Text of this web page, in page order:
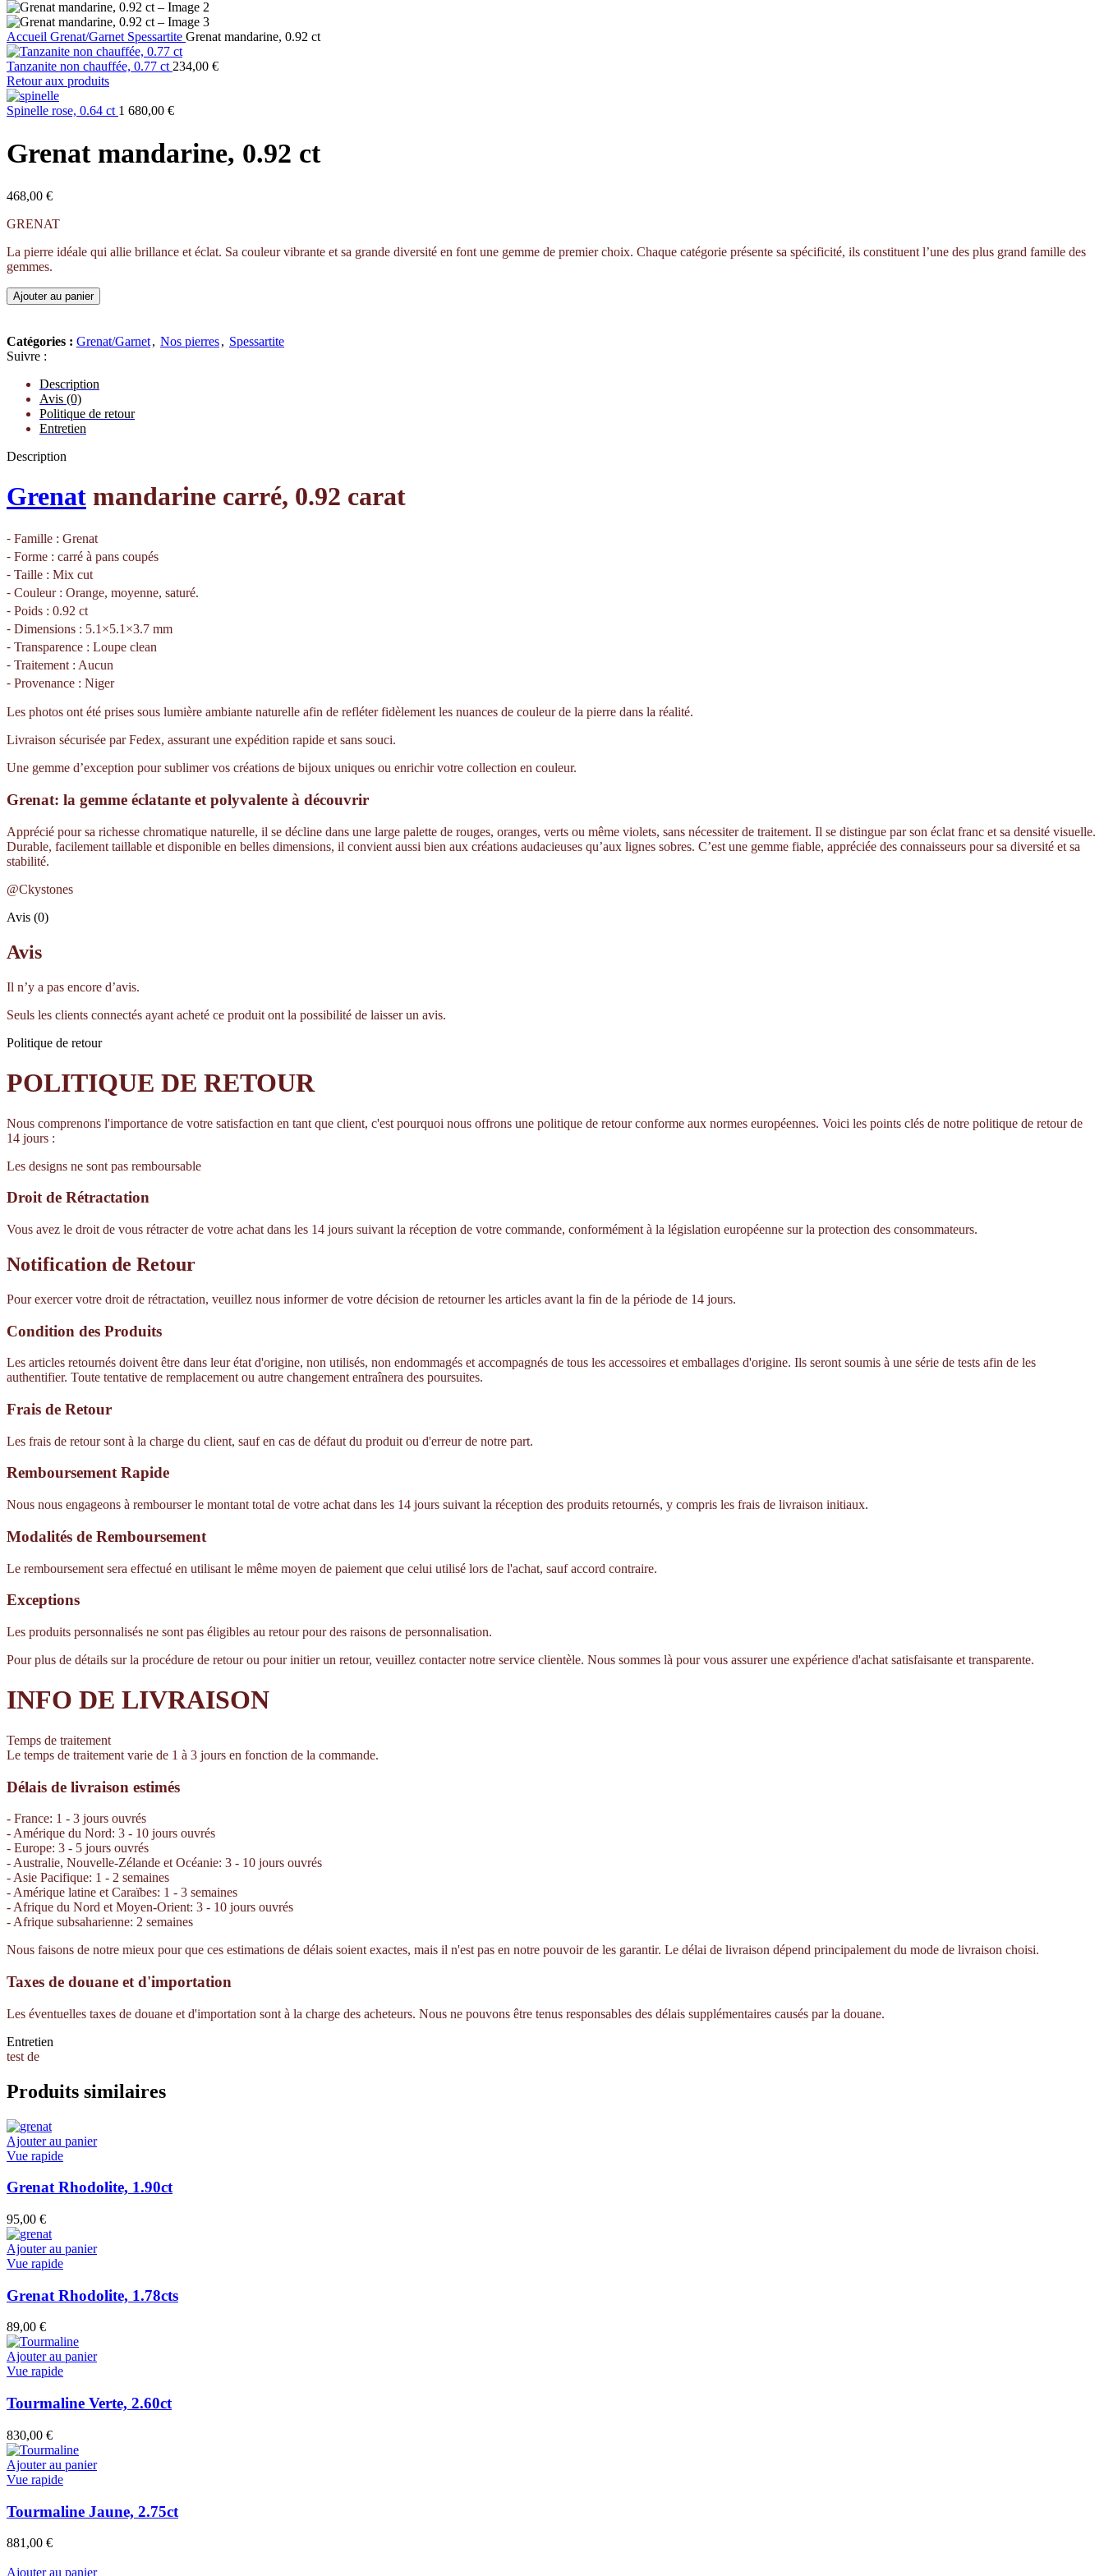
Accueil Grenat/Garnet Spessartite Grenat mandarine, 0.92 ct
Tanzanite non chauffée, 0.77 ct 234,00 €
Retour aux produits
Spinelle rose, 0.64 ct 1 680,00 €
Grenat mandarine, 0.92 ct
468,00 €
GRENAT
La pierre idéale qui allie brillance et éclat. Sa couleur vibrante et sa grande diversité en font une gemme de premier choix. Chaque catégorie présente sa spécificité, ils constituent l’une des plus grand famille des
gemmes.
Ajouter au panier
Catégories : Grenat/Garnet, Nos pierres, Spessartite
Suivre :
Description
Avis (0)
Politique de retour
Entretien
Description
Grenat mandarine carré, 0.92 carat
⁃ Famille : Grenat
⁃ Forme : carré à pans coupés
⁃ Taille : Mix cut
⁃ Couleur : Orange, moyenne, saturé.
⁃ Poids : 0.92 ct
⁃ Dimensions : 5.1×5.1×3.7 mm
⁃ Transparence : Loupe clean
⁃ Traitement : Aucun
⁃ Provenance : Niger
Les photos ont été prises sous lumière ambiante naturelle afin de refléter fidèlement les nuances de couleur de la pierre dans la réalité.
Livraison sécurisée par Fedex, assurant une expédition rapide et sans souci.
Une gemme d’exception pour sublimer vos créations de bijoux uniques ou enrichir votre collection en couleur.
Grenat: la gemme éclatante et polyvalente à découvrir
Apprécié pour sa richesse chromatique naturelle, il se décline dans une large palette de rouges, oranges, verts ou même violets, sans nécessiter de traitement. Il se distingue par son éclat franc et sa densité visuelle.
Durable, facilement taillable et disponible en belles dimensions, il convient aussi bien aux créations audacieuses qu’aux lignes sobres. C’est une gemme fiable, appréciée des connaisseurs pour sa diversité et sa
stabilité.
@Ckystones
Avis (0)
Avis
Il n’y a pas encore d’avis.
Seuls les clients connectés ayant acheté ce produit ont la possibilité de laisser un avis.
Politique de retour
POLITIQUE DE RETOUR
Nous comprenons l'importance de votre satisfaction en tant que client, c'est pourquoi nous offrons une politique de retour conforme aux normes européennes. Voici les points clés de notre politique de retour de
14 jours :
Les designs ne sont pas remboursable
Droit de Rétractation
Vous avez le droit de vous rétracter de votre achat dans les 14 jours suivant la réception de votre commande, conformément à la législation européenne sur la protection des consommateurs.
Notification de Retour
Pour exercer votre droit de rétractation, veuillez nous informer de votre décision de retourner les articles avant la fin de la période de 14 jours.
Condition des Produits
Les articles retournés doivent être dans leur état d'origine, non utilisés, non endommagés et accompagnés de tous les accessoires et emballages d'origine. Ils seront soumis à une série de tests afin de les
authentifier. Toute tentative de remplacement ou autre changement entraînera des poursuites.
Frais de Retour
Les frais de retour sont à la charge du client, sauf en cas de défaut du produit ou d'erreur de notre part.
Remboursement Rapide
Nous nous engageons à rembourser le montant total de votre achat dans les 14 jours suivant la réception des produits retournés, y compris les frais de livraison initiaux.
Modalités de Remboursement
Le remboursement sera effectué en utilisant le même moyen de paiement que celui utilisé lors de l'achat, sauf accord contraire.
Exceptions
Les produits personnalisés ne sont pas éligibles au retour pour des raisons de personnalisation.
Pour plus de détails sur la procédure de retour ou pour initier un retour, veuillez contacter notre service clientèle. Nous sommes là pour vous assurer une expérience d'achat satisfaisante et transparente.
INFO DE LIVRAISON
Temps de traitement
Le temps de traitement varie de 1 à 3 jours en fonction de la commande.
Délais de livraison estimés
- France: 1 - 3 jours ouvrés
- Amérique du Nord: 3 - 10 jours ouvrés
- Europe: 3 - 5 jours ouvrés
- Australie, Nouvelle-Zélande et Océanie: 3 - 10 jours ouvrés
- Asie Pacifique: 1 - 2 semaines
- Amérique latine et Caraïbes: 1 - 3 semaines
- Afrique du Nord et Moyen-Orient: 3 - 10 jours ouvrés
- Afrique subsaharienne: 2 semaines
Nous faisons de notre mieux pour que ces estimations de délais soient exactes, mais il n'est pas en notre pouvoir de les garantir. Le délai de livraison dépend principalement du mode de livraison choisi.
Taxes de douane et d'importation
Les éventuelles taxes de douane et d'importation sont à la charge des acheteurs. Nous ne pouvons être tenus responsables des délais supplémentaires causés par la douane.
Entretien
test de
Produits similaires
Ajouter au panier
Vue rapide
Grenat Rhodolite, 1.90ct
95,00 €
Ajouter au panier
Vue rapide
Grenat Rhodolite, 1.78cts
89,00 €
Ajouter au panier
Vue rapide
Tourmaline Verte, 2.60ct
830,00 €
Ajouter au panier
Vue rapide
Tourmaline Jaune, 2.75ct
881,00 €
Ajouter au panier